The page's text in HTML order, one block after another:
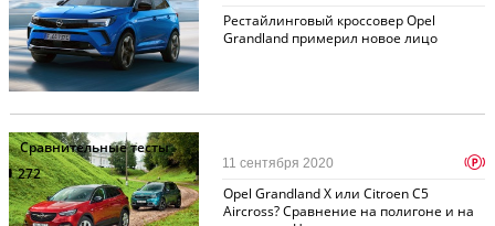
Рестайлинговый кроссовер Opel
Grandland примерил новое лицо
Сравнительные тесты
272
Opel Grandland X или Citroen C5
Aircross? Сравнение на полигоне и на
11 сентября 2020 p